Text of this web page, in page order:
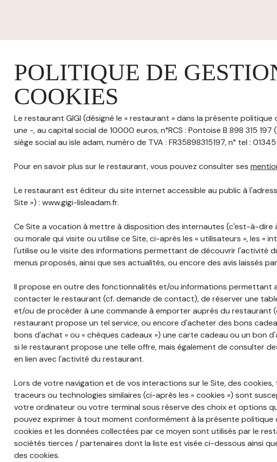
POLITIQUE DE
COOKIES
Le restaurant GIGI (désigné le « restaurant » dans la présente
une -, au capital social de 10000 euros, n°RCS : Pontoise B 898 315
siège social au isle adam, numéro de TVA : FR35898315197, n° tel :
Pour en savoir plus sur le restaurant, vous pouvez consulter ses
Le restaurant est éditeur du site internet accessible au public à
Site ») : www.gigi-lisleadam.fr.
Ce Site a vocation à mettre à disposition des internautes (c'est-à-dire
ou morale qui visite ou utilise ce Site, ci-après les « utilisateurs », les «
l'utilise ou le visite des informations permettant de découvrir l'activité
menus proposés, ainsi que ses actualités, ou encore des avis laissés
Il propose en outre des fonctionnalités et/ou informations permettant
contacter le restaurant (cf. demande de contact), de réserver une
et/ou de procéder à une commande à emporter auprès du restaurant
restaurant propose un tel service, ou encore d'acheter des bons
bons d'achat » ou « chèques cadeaux ») une carte cadeau ou un bon
si le restaurant propose une telle offre, mais également de consulter
en lien avec l'activité du restaurant.
Lors de votre navigation et de vos interactions sur le Site, des cookies,
traceurs ou technologies similaires (ci-après les « cookies ») sont
votre ordinateur ou votre terminal sous réserve des choix et options
pouvez exprimer à tout moment conformément à la présente politique
cookies et les données collectées par ce moyen sont utilisés par le
sociétés tierces / partenaires dont la liste est visée ci-dessous ainsi
des cookies.